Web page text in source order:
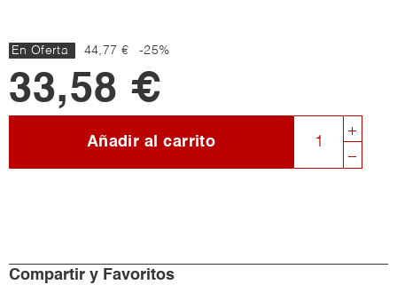
En Oferta 44,77 € -25%
33,58 €
Añadir al carrito
Compartir y Favoritos